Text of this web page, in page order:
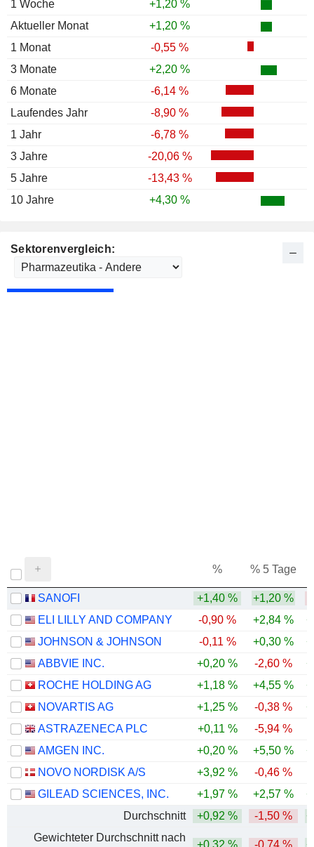
1 Woche
+1,20 %
Aktueller Monat
+1,20 %
1 Monat
-0,55 %
3 Monate
+2,20 %
6 Monate
-6,14 %
Laufendes Jahr
-8,90 %
1 Jahr
-6,78 %
3 Jahre
-20,06 %
5 Jahre
-13,43 %
10 Jahre
+4,30 %
Sektorenvergleich:
% % 5 Tage
SANOFI +1,40 % +1,20 %
ELI LILLY AND COMPANY
-0,90 % +2,84 %
JOHNSON & JOHNSON
-0,11 % +0,30 %
ABBVIE INC.
+0,20 % -2,60 %
ROCHE HOLDING AG
+1,18 % +4,55 %
NOVARTIS AG
+1,25 % -0,38 %
ASTRAZENECA PLC
+0,11 % -5,94 %
AMGEN INC.
+0,20 % +5,50 %
NOVO NORDISK A/S
+3,92 % -0,46 %
GILEAD SCIENCES, INC.
+1,97 % +2,57 %
Durchschnitt
+0,92 % -1,50 %
Gewichteter Durchschnitt nach